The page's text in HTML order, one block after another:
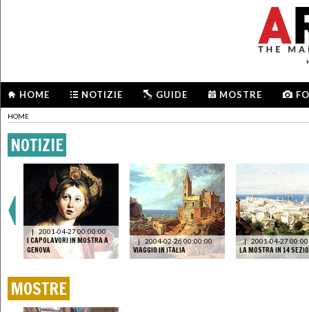
HOME NOTIZIE GUIDE MOSTRE
HOME
NOTIZIE
| 2001-04-27 00:00:00
I CAPOLAVORI IN MOSTRA A
GENOVA
| 2004-02-26 00:00:00
VIAGGIO IN ITALIA
| 2001-04-27
LA MOSTRA IN 14
MOSTRE